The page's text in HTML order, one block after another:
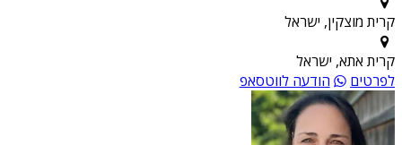
קרית מוצקין, ישראל
קרית אתא, ישראל
לפרטים
הודעה לווטסאפ